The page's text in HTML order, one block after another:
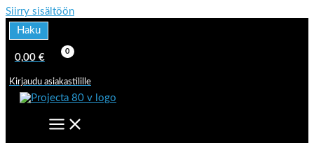
Siirry sisältöön
Haku
0,00 €
Kirjaudu asiakastilille